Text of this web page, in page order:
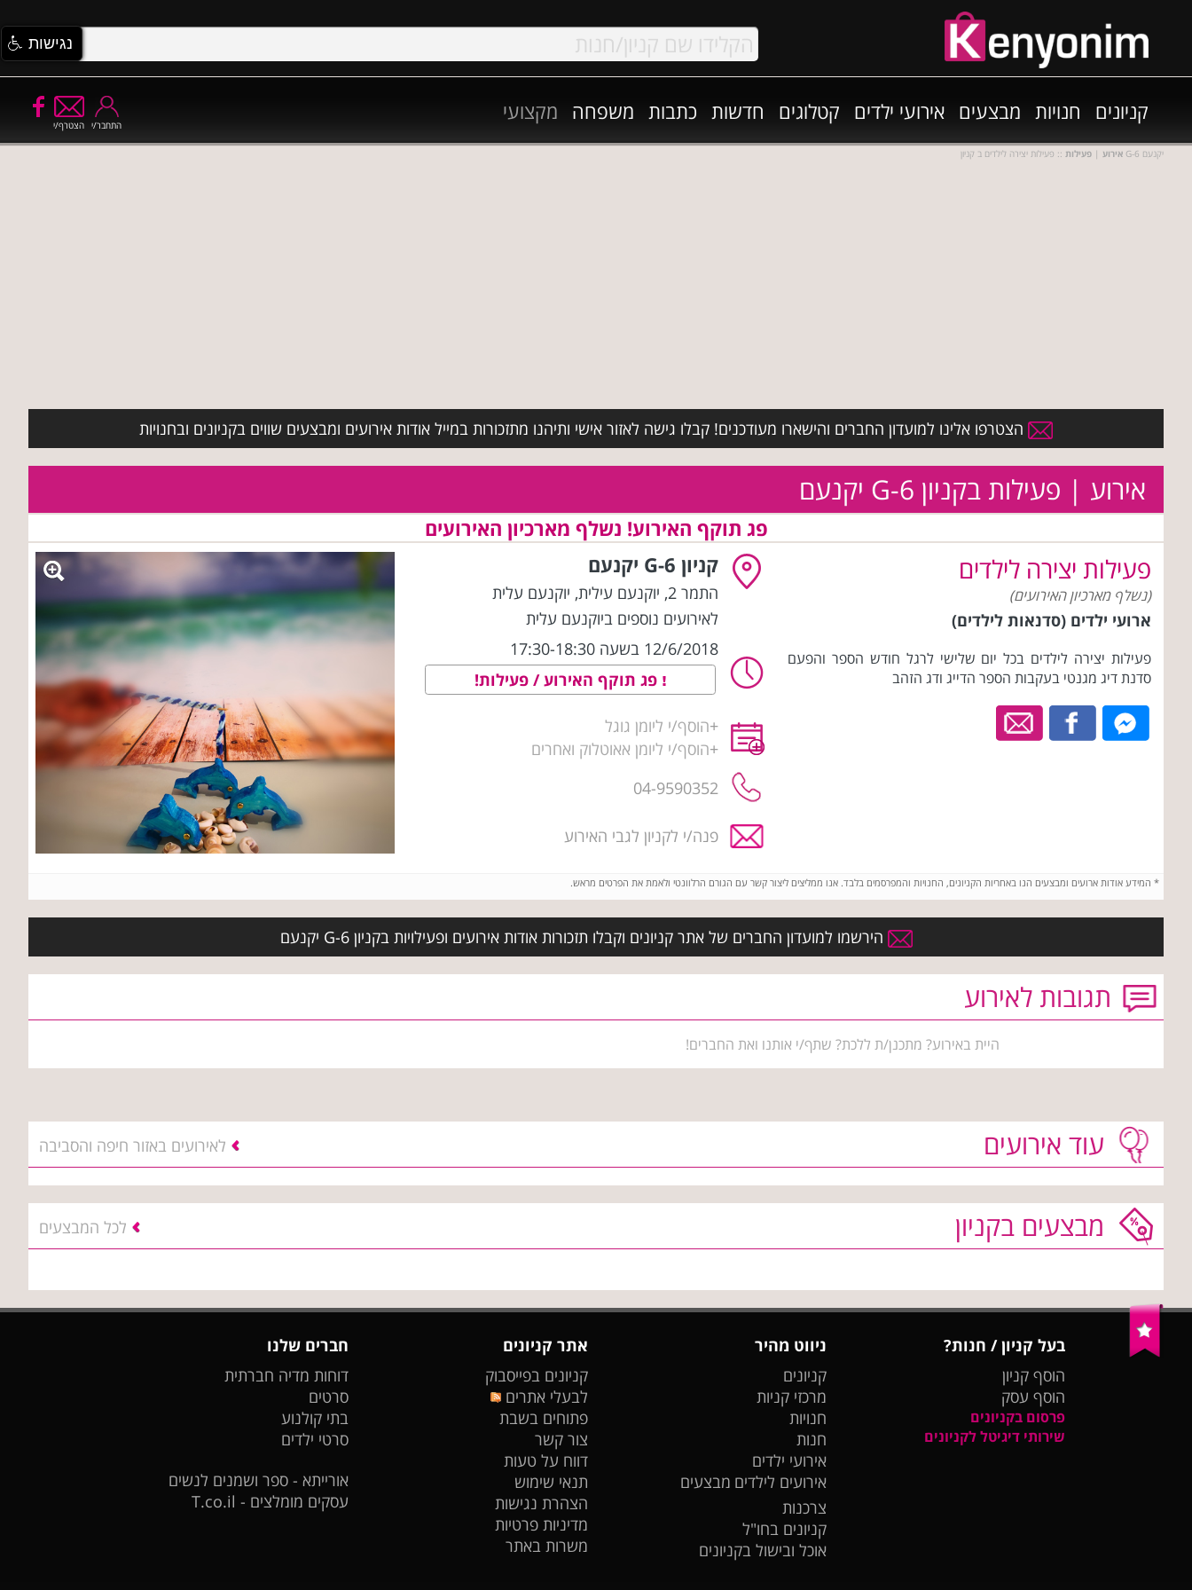
קניונים חנויות מבצעים אירועי ילדים קטלוגים חדשות כתבות משפחה מקצועי
הצטרף/י התחבר/י
אירוע | פעילות :: פעילות יצירה לילדים ב קניון G-6 יקנעם
הצטרפו אלינו למועדון החברים והישארו מעודכנים! קבלו גישה לאזור אישי ותיהנו מתזכורות במייל אודות אירועים ומבצעים שווים בקניונים ובחנויות
אירוע | פעילות בקניון G-6 יקנעם
פג תוקף האירוע! נשלף מארכיון האירועים
פעילות יצירה לילדים
(נשלף מארכיון האירועים)
ארועי ילדים (סדנאות לילדים)
פעילות יצירה לילדים בכל יום שלישי לרגל חודש הספר והפעם
סדנת דיג מגנטי בעקבות הספר הדייג ודג הזהב
קניון G-6 יקנעם
התמר 2, יוקנעם עילית , יוקנעם עלית
לאירועים נוספים ביוקנעם עלית
12/6/2018 בשעה 17:30-18:30
פג תוקף האירוע / פעילות!
+הוסף/י ליומן גוגל
+הוסף/י ליומן אאוטלוק ואחרים
04-9590352
פנה/י לקניון לגבי האירוע
* המידע אודות ארועים ומבצעים הנו באחריות הקניונים, החנויות והמפרסמים בלבד. אנו ממליצים ליצור קשר עם הגורם הרלוונטי ולאמת את הפרטים מראש.
הירשמו למועדון החברים של אתר קניונים וקבלו תזכורות אודות אירועים ופעילויות בקניון G-6 יקנעם
תגובות לאירוע
היית באירוע? מתכנן/ת ללכת? שתף/י אותנו ואת החברים!
עוד אירועים לאירועים באזור חיפה והסביבה
מבצעים בקניון לכל המבצעים
בעל קניון / חנות?
הוסף קניון
הוסף עסק
פרסום בקניונים
שירותי דיגיטל לקניונים
ניווט מהיר
קניונים
מרכזי קניות
חנויות
חנות
אירועי ילדים
אירועים לילדים מבצעים
צרכנות
קניונים בחו"ל
אוכל ובישול בקניונים
אתר קניונים
קניונים בפייסבוק
לבעלי אתרים
פתוחים בשבת
צור קשר
דווח על טעות
תנאי שימוש
הצהרת נגישות
מדיניות פרטיות
משרות באתר
חברים שלנו
דוחות מדיה חברתית
סרטים
בתי קולנוע
סרטי ילדים
אורייתא - ספר ושמנים לנשים
עסקים מומלצים - T.co.il
נגישות